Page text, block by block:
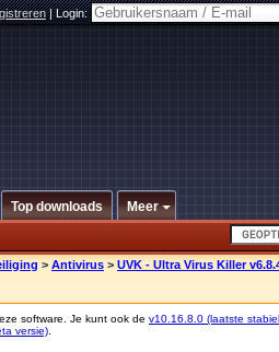
|Login:
Top downloads Meer
> Antivirus > UVK - Ultra Virus Killer
software. Je kunt ook de v10.16.8.0 (laatste
versie)